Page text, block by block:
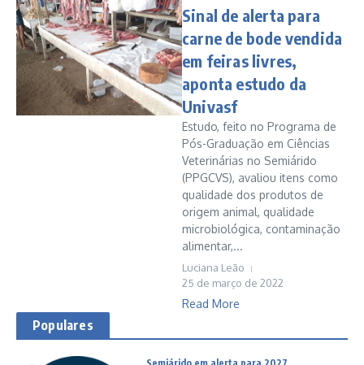
Sinal de alerta para
carne de bode vendida
em feiras livres,
aponta estudo da
Univasf
Estudo, feito no Programa de
Pós-Graduação em Ciências
Veterinárias no Semiárido
(PPGCVS), avaliou itens como
qualidade dos produtos de
origem animal, qualidade
microbiológica, contaminação
alimentar,...
Luciana Leão
25 de março de 2022
Read More
Populares